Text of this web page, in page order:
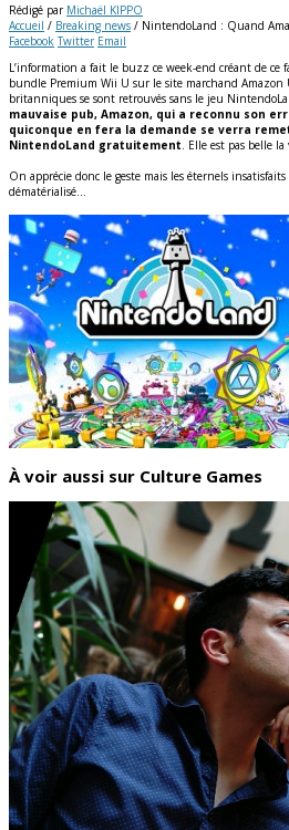
Rédigé par Michaël KIPPO
Accueil / Breaking news / NintendoLand : Quand
Facebook Twitter Email
L’information a fait le buzz ce week-end créant de
bundle Premium Wii U sur le site marchand
britanniques se sont retrouvés sans le jeu
mauvaise pub, Amazon, qui a reconnu son
quiconque en fera la demande se verra
NintendoLand gratuitement. Elle est pas belle la
On apprécie donc le geste mais les éternels
dématérialisé…
À voir aussi sur Culture Games